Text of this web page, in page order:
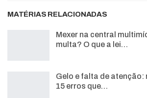
MATÉRIAS RELACIONADAS
Mexer na central
multa? O que a lei…
Gelo e falta de atenção:
15 erros que…